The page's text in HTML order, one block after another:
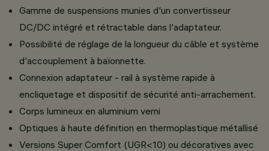
Gamme de suspensions munies d'un convertisseur
DC/DC intégré et rétractable dans l'adaptateur.
Possibilité de réglage de la longueur du câble et système
d'accouplement à baïonnette.
Connexion adaptateur - rail à système rapide à
encliquetage et dispositif de sécurité anti-arrachement.
Corps lumineux en aluminium verni
Optiques à haute définition en thermoplastique métallisé
Versions Super Comfort (UGR<10) ou décoratives avec